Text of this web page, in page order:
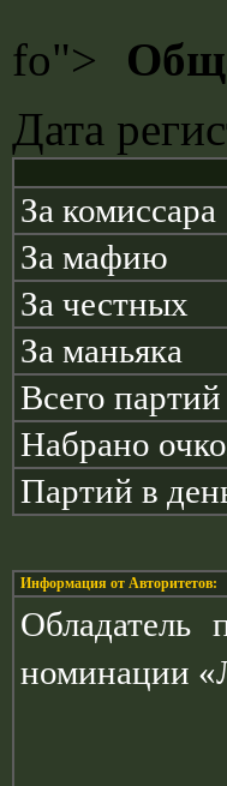
fo">
Дата
За комиссара
За мафию
За честных
За маньяка
Всего партий
Набрано
Партий в
Информация от Авторитетов:
Обладатель
номинации